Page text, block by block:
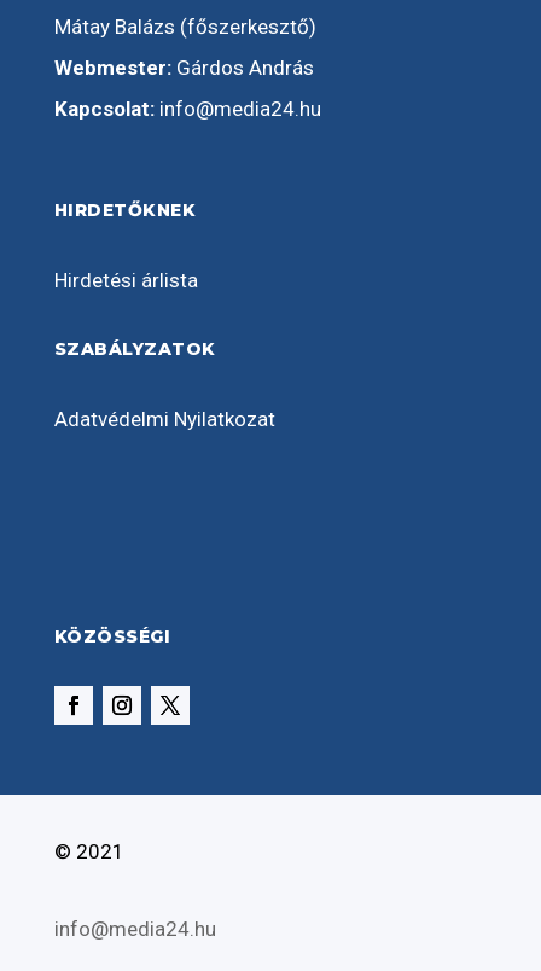
Mátay Balázs (főszerkesztő)
Webmester:Gárdos András
Kapcsolat: info@media24.hu
HIRDETŐKNEK
Hirdetési árlista
SZABÁLYZATOK
Adatvédelmi Nyilatkozat
KÖZÖSSÉGI
© 2021
info@media24.hu